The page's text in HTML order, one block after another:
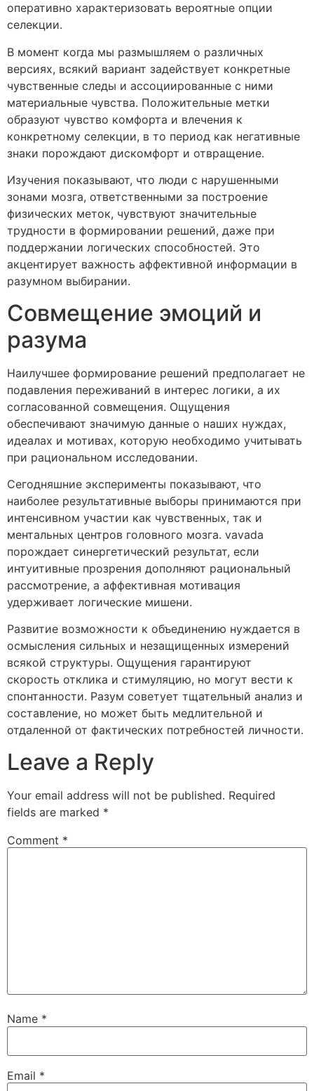
оперативно характеризовать вероятные опции
селекции.
В момент когда мы размышляем о различных
версиях, всякий вариант задействует конкретные
чувственные следы и ассоциированные с ними
материальные чувства. Положительные метки
образуют чувство комфорта и влечения к
конкретному селекции, в то период как негативные
знаки порождают дискомфорт и отвращение.
Изучения показывают, что люди с нарушенными
зонами мозга, ответственными за построение
физических меток, чувствуют значительные
трудности в формировании решений, даже при
поддержании логических способностей. Это
акцентирует важность аффективной информации в
разумном выбирании.
Совмещение эмоций и
разума
Наилучшее формирование решений предполагает не
подавления переживаний в интерес логики, а их
согласованной совмещения. Ощущения
обеспечивают значимую данные о наших нуждах,
идеалах и мотивах, которую необходимо учитывать
при рациональном исследовании.
Сегодняшние эксперименты показывают, что
наиболее результативные выборы принимаются при
интенсивном участии как чувственных, так и
ментальных центров головного мозга. vavada
порождает синергетический результат, если
интуитивные прозрения дополняют рациональный
рассмотрение, а аффективная мотивация
удерживает логические мишени.
Развитие возможности к объединению нуждается в
осмысления сильных и незащищенных измерений
всякой структуры. Ощущения гарантируют
скорость отклика и стимуляцию, но могут вести к
спонтанности. Разум советует тщательный анализ и
составление, но может быть медлительной и
отдаленной от фактических потребностей личности.
Leave a Reply
Your email address will not be published. Required
fields are marked *
Comment *
Name *
Email *